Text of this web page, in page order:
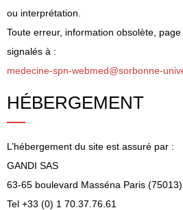
ou interprétation.
Toute erreur, information obsolète,
signalés à :
medecine-spn-webmed@sorbonne-
HÉBERGEMENT
L’hébergement du site est assuré par :
GANDI SAS
63-65 boulevard Masséna Paris
Tel +33 (0) 1 70.37.76.61